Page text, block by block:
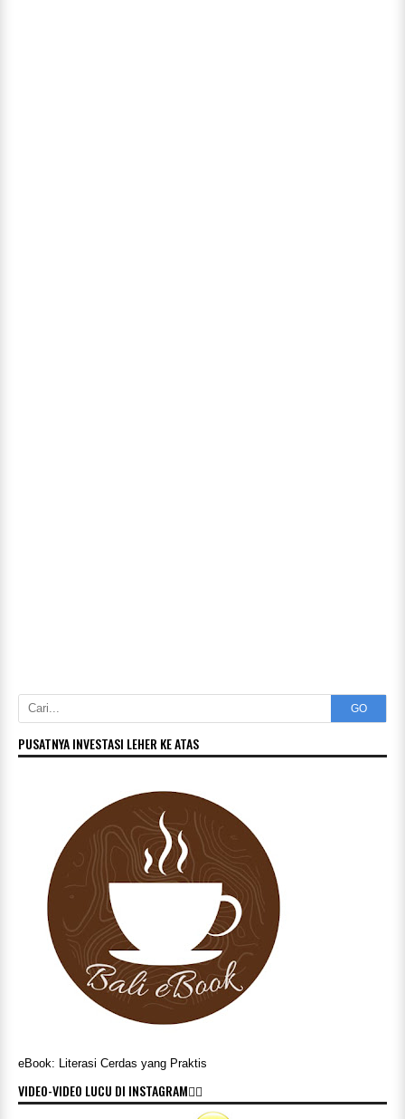
GO
PUSATNYA INVESTASI LEHER KE ATAS
eBook: Literasi Cerdas yang Praktis
VIDEO-VIDEO LUCU DI INSTAGRAM👇🏻